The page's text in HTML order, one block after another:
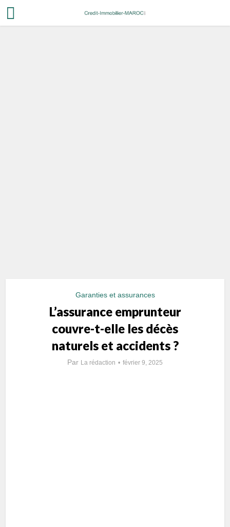
Garanties et assurances
L’assurance emprunteur
couvre-t-elle les décès
naturels et accidents ?
Par La rédaction février 9, 2025